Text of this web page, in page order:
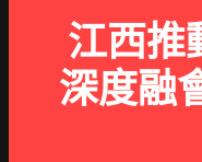
江西推
深度融